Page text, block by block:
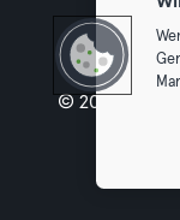
© 2026 Urban